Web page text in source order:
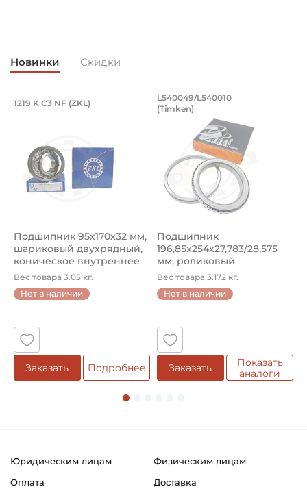
Новинки Скидки
Подшипник 95х170х32 мм, шариковый
Подшипник 95х170х32 мм, шариковый двухрядный,
1219 K C3 NF (ZKL)
Подшипник 95х170х32 мм,
шариковый двухрядный,
коническое внутреннее
кол...
Вес товара 3.05 кг.
Нет в наличии
Заказать Подробнее
Подшипник
Подшипник
L540049/L540010
(Timken)
Подшипник
196,85х254х27,783/28,575
мм, роликовый
однорядный конический
...
Вес товара 3.172 кг.
Нет в наличии
Заказать
Показать
аналоги
Юридическим лицам
Физическим лицам
Оплата
Доставка